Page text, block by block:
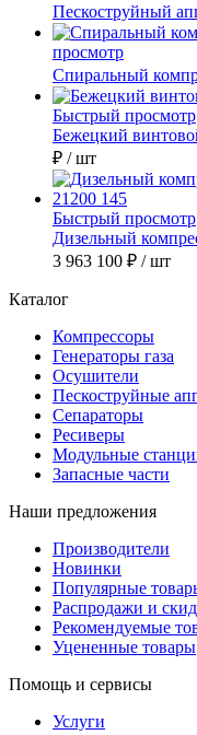
Пескоструйный
просмотр
Спиральный
Быстрый просмотр
Бежецкий
₽ / шт
Быстрый просмотр
Дизельный
3 963 100 ₽ / шт
Каталог
Компрессоры
Генераторы газа
Осушители
Пескоструйные
Сепараторы
Ресиверы
Модульные
Запасные части
Наши предложения
Производители
Новинки
Популярные
Распродажи и
Рекомендуемые
Уцененные товары
Помощь и сервисы
Услуги